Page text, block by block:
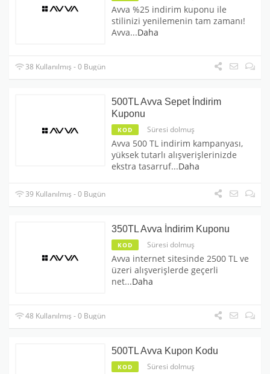
Avva %25 indirim kuponu ile
stilinizi yenilemenin tam zamanı!
Avva...Daha
38 Kullanılmış - 0 Bugün
500TL Avva Sepet İndirim
Kuponu
KOD Süresi dolmuş
Avva 500 TL indirim kampanyası,
yüksek tutarlı alışverişlerinizde
ekstra tasarruf...Daha
39 Kullanılmış - 0 Bugün
350TL Avva İndirim Kuponu
KOD Süresi dolmuş
Avva internet sitesinde 2500 TL ve
üzeri alışverişlerde geçerli
net...Daha
48 Kullanılmış - 0 Bugün
500TL Avva Kupon Kodu
KOD Süresi dolmuş